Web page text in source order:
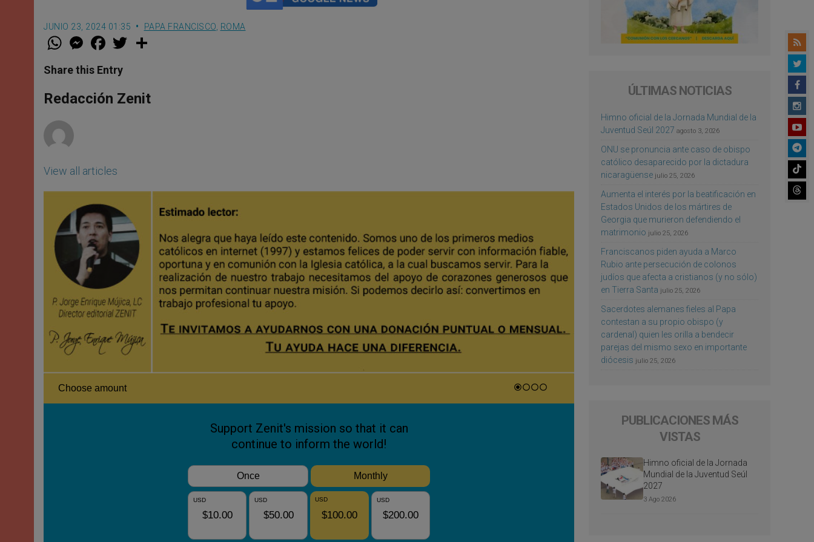
JUNIO 23, 2024 01:35 PAPA FRANCISCO ROMA
W
t
s
p
p
M
e
s
e
g
e
F
a
e
b
o
k
w
r
Share this Entry
Redacción Zenit
View all articles
ÚLTIMAS NOTICIAS
Himno oficial de la Jornada Mundial de la
Juventud Seúl 2027 agosto 3, 2026
ONU se pronuncia ante caso de obispo
católico desaparecido por la dictadura
nicaragüense julio 25, 2026
Aumenta el interés por la beatificación en
Estados Unidos de los mártires de
Georgia que murieron defendiendo el
matrimonio julio 25, 2026
Franciscanos piden ayuda a Marco
Rubio ante persecución de colonos
judíos que afecta a cristianos (y no sólo)
en Tierra Santa julio 25, 2026
Sacerdotes alemanes fieles al Papa
contestan a su propio obispo (y
cardenal) quien les orilla a bendecir
parejas del mismo sexo en importante
diócesis julio 25, 2026
PUBLICACIONES MÁS
VISTAS
Himno oficial de la Jornada
Mundial de la Juventud Seúl
2027
3 Ago 2026